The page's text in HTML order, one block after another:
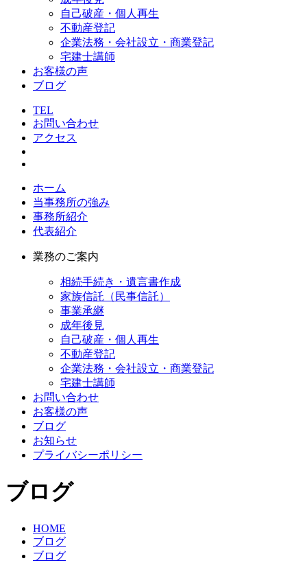
自己破産・個人再生
不動産登記
企業法務・会社設立・商業登記
宅建士講師
お客様の声
ブログ
TEL
お問い合わせ
アクセス
ホーム
当事務所の強み
事務所紹介
代表紹介
業務のご案内
相続手続き・遺言書作成
家族信託（民事信託）
事業承継
成年後見
自己破産・個人再生
不動産登記
企業法務・会社設立・商業登記
宅建士講師
お問い合わせ
お客様の声
ブログ
お知らせ
プライバシーポリシー
ブログ
HOME
ブログ
ブログ